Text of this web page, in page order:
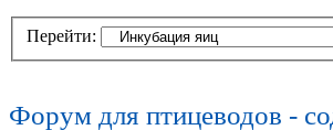
Перейти:
Форум для птицеводов -